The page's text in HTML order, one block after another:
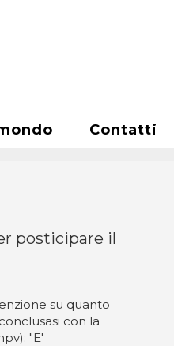
Contatti
posticipare il
su quanto
con la
"E'